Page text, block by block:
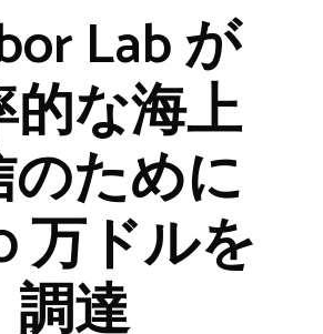
Lab が
な海上
ために
万ドルを
調達